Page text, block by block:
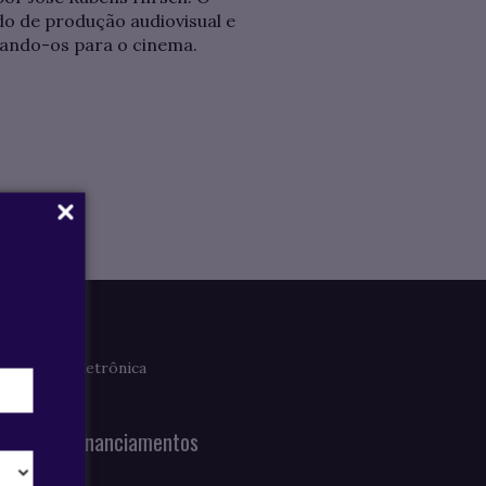
de produção audiovisual e
os para o cinema.
Clipagem Eletrônica
Bolsas e Financiamentos